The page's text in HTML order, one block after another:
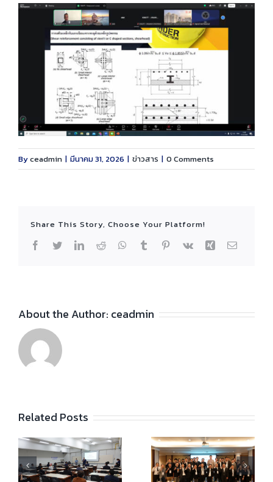
Byceadmin | มีนาคม 31, 2026 | ข่าวสาร | 0 Comments
Share This Story, Choose Your Platform!
Facebook
TwitterLinkedIn
Reddit WhatsApp
Tumblr Pinterest
Vk Xing Email
About the Author: ceadmin
Related Posts
ภาควิชาวิศวกรรม
โยธา มจธ. จัดเวทีรับ
ฟังความคิดเห็นผู้มี
ส่วนได้ส่วนเสีย ร่วม
วศ.โยธา จัดอบรม
ออนไลน์ “ถอดรหัส
ผู้รับเหมา: จากสนาม
ประมูลสู่ การก่อสร้าง